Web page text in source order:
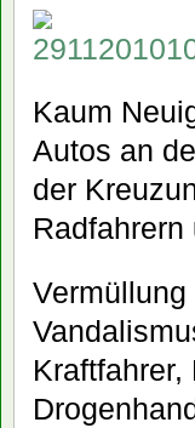
Kaum
Autos an
der
Radfahrern